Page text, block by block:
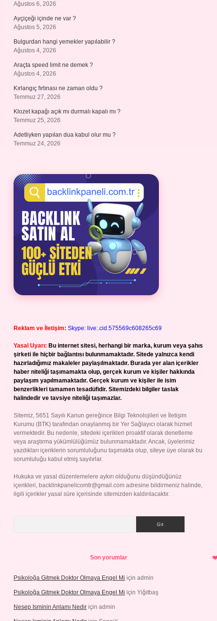
Ağustos 6, 2026
Ayçiçeği içinde ne var ?
Ağustos 5, 2026
Bulgurdan hangi yemekler yapılabilir ?
Ağustos 4, 2026
Araçta speed limit ne demek ?
Ağustos 4, 2026
Kırlangıç fırtınası ne zaman oldu ?
Temmuz 27, 2026
Klozet kapağı açık mı durmalı kapalı mı ?
Temmuz 25, 2026
Adetliyken yapılan dua kabul olur mu ?
Temmuz 24, 2026
Reklam ve İletişim: Skype: live:.cid.575569c608265c69
Yasal Uyarı: Bu internet sitesi, herhangi bir marka, kurum veya şahıs
şirketi ile hiçbir bağlantısı bulunmamaktadır. Sitede yalnızca kendi
hazırladığımız makaleler paylaşılmaktadır. Burada yer alan içerikler
haber niteliği taşımamakta olup, gerçek kurum ve kişiler hakkında
paylaşım yapılmamaktadır. Gerçek kurum ve kişiler ile isim
benzerlikleri tamamen tesadüfidir. Sitemizdeki bilgiler taslak
halindedir ve tavsiye niteliği taşımazlar.
Sitemiz, 5651 Sayılı Kanun gereğince Bilgi Teknolojileri ve İletişim
Kurumu (BTK) tarafından onaylanmış bir Yer Sağlayıcı olarak hizmet
vermektedir. Bu nedenle, sitedeki içerikleri proaktif olarak denetleme
veya araştırma yükümlülüğümüz bulunmamaktadır. Ancak, üyelerimiz
yazdıkları içeriklerin sorumluluğunu taşımakta olup, siteye üye olarak bu
sorumluluğu kabul etmiş sayılırlar.
Hukuka ve yasal düzenlemelere aykırı olduğunu düşündüğünüz
içerikleri, backlinkpanelicomtr@gmail.com adresine bildirmeniz halinde,
ilgili içerikler yasal süre içerisinde sitemizden kaldırılacaktır.
Son yorumlar
Psikoloğa Gitmek Doktor Olmaya Engel Mi için admin
Psikoloğa Gitmek Doktor Olmaya Engel Mi için Yiğitbaş
Nesep Isminin Anlamı Nedir için admin